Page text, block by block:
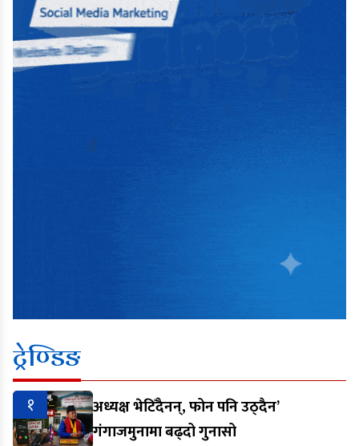
ट्रेण्डिङ
१
अध्यक्ष भेटिँदैनन्, फोन पनि उठ्दैन’
गंगाजमुनामा बढ्दो गुनासो